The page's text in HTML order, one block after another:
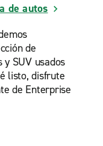
de autos
de
y SUV usados
listo, disfrute
de Enterprise